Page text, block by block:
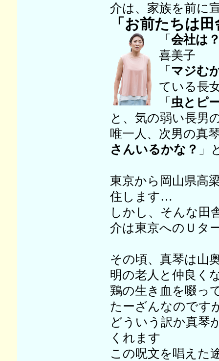
介は、家族を前に
「お前たちは
「 会社は
喜美子
「 マジむ
ている長
「 虫とピ
と、気の弱い長男
唯一人、次男の真
さんいるかな？ 」
東京から岡山県高
住します…
しかし、そんな田
介は東京へのＵタ
その頃、真琴は山
明の老人と仲良く
鶏の生き血を啜っ
たーざんなのです
どういう訳か真琴
くれます
この呪文を唱えた